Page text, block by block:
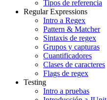
Tipos de referencia
Regular Expressions
Intro a Regex
Pattern & Matcher
Sintaxis de regex
Grupos y capturas
Cuantificadores
Clases de caracteres
Flags de regex
Testing
Intro a pruebas